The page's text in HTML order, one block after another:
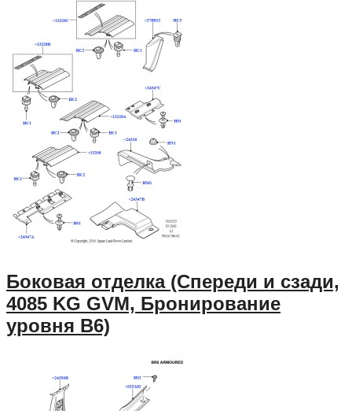
Боковая отделка (Спереди и сзади,
4085 KG GVM, Бронирование
уровня B6)